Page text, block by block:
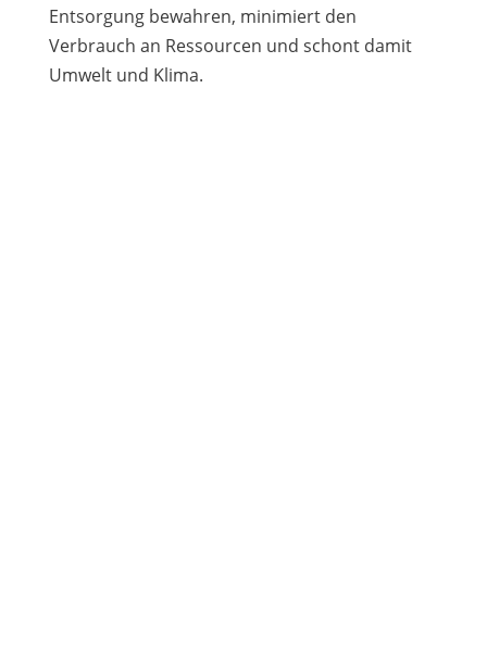
Entsorgung bewahren, minimiert den
Verbrauch an Ressourcen und schont damit
Umwelt und Klima.